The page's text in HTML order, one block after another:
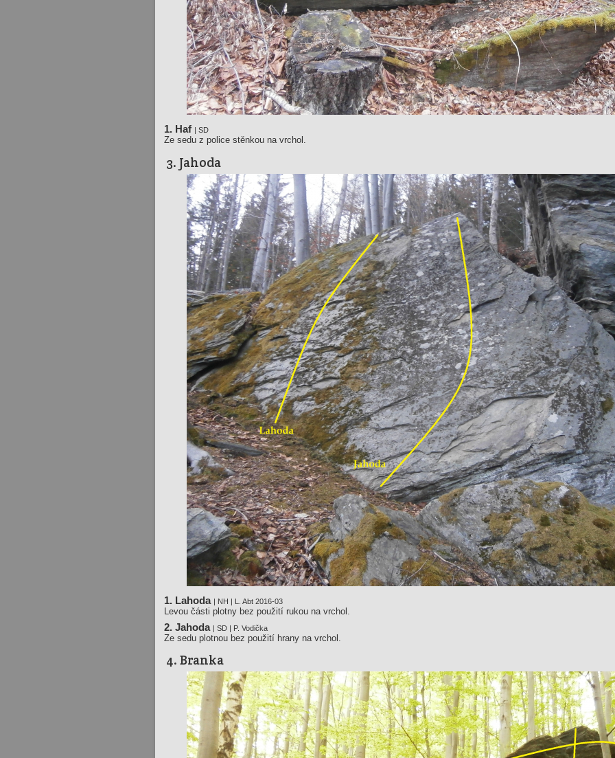
1. Haf | SD
Ze sedu z police stěnkou na vrchol.
3. Jahoda
1. Lahoda | NH | L. Abt 2016-03
Levou části plotny bez použití rukou na vrchol.
2. Jahoda | SD | P. Vodička
Ze sedu plotnou bez použití hrany na vrchol.
4. Branka